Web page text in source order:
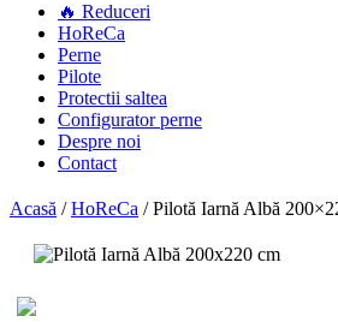
🔥 Reduceri
HoReCa
Perne
Pilote
Protectii saltea
Configurator perne
Despre noi
Contact
Acasă / HoReCa / Pilotă Iarnă Albă